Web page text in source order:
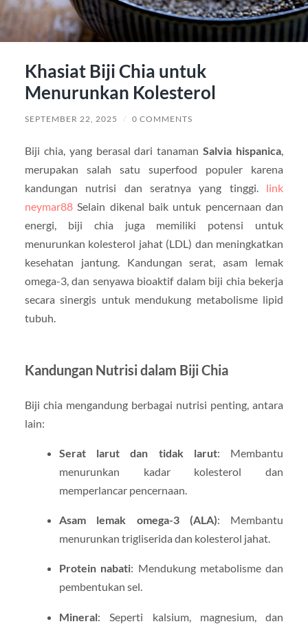
Khasiat Biji Chia untuk
Menurunkan Kolesterol
SEPTEMBER 22, 2025 / 0 COMMENTS
Biji chia, yang berasal dari tanamanSalvia hispanica,
merupakan salah satu superfood populer karena
kandungan nutrisi dan seratnya yang tinggi. link
neymar88Selain dikenal baik untuk pencernaan dan
energi, biji chia juga memiliki potensi untuk
menurunkan kolesterol jahat (LDL) dan meningkatkan
kesehatan jantung. Kandungan serat, asam lemak
omega-3, dan senyawa bioaktif dalam biji chia bekerja
secara sinergis untuk mendukung metabolisme lipid
tubuh.
Kandungan Nutrisi dalam Biji Chia
Biji chia mengandung berbagai nutrisi penting, antara
lain:
Serat larut dan tidak larut: Membantu
menurunkan kadar kolesterol dan
memperlancar pencernaan.
Asam lemak omega-3 (ALA): Membantu
menurunkan trigliserida dan kolesterol jahat.
Protein nabati: Mendukung metabolisme dan
pembentukan sel.
Mineral: Seperti kalsium, magnesium, dan